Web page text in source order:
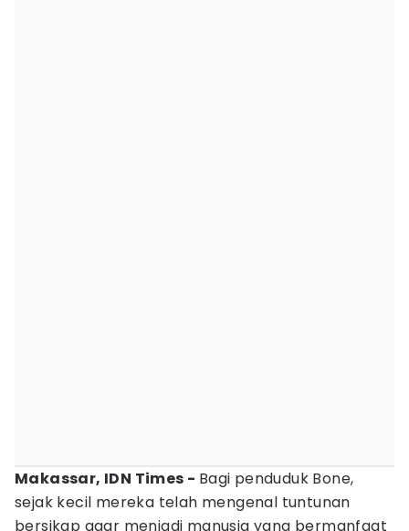
Makassar, IDN Times - Bagi penduduk Bone,
sejak kecil mereka telah mengenal tuntunan
bersikap agar menjadi manusia yang bermanfaat